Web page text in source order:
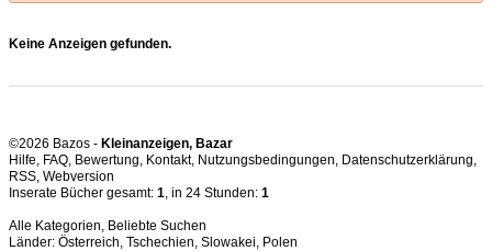
Keine Anzeigen gefunden.
©2026 Bazos - Kleinanzeigen, Bazar
Hilfe, FAQ, Bewertung, Kontakt, Nutzungsbedingungen, Datenschutzerklärung,
RSS,
Inserate Bücher gesamt: 1, in 24 Stunden: 1
Alle Kategorien, Beliebte Suchen
Länder: Österreich, Tschechien, Slowakei, Polen